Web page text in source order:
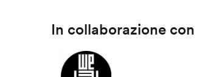
In collaborazione con